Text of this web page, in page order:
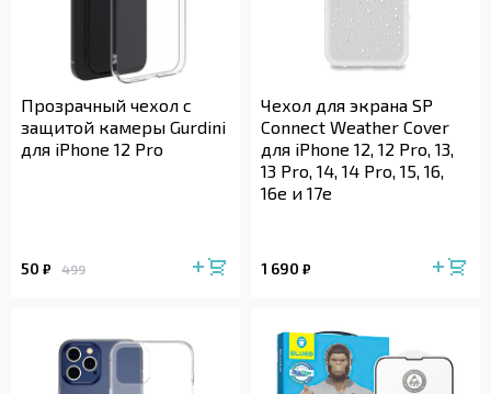
Прозрачный чехол с
защитой камеры Gurdini
для iPhone 12 Pro
50 ₽ 499
Чехол для экрана SP
Connect Weather Cover
для iPhone 12, 12 Pro, 13,
13 Pro, 14, 14 Pro, 15, 16,
16e и 17e
1 690 ₽